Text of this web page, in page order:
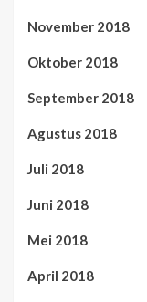
November 2018
Oktober 2018
September 2018
Agustus 2018
Juli 2018
Juni 2018
Mei 2018
April 2018